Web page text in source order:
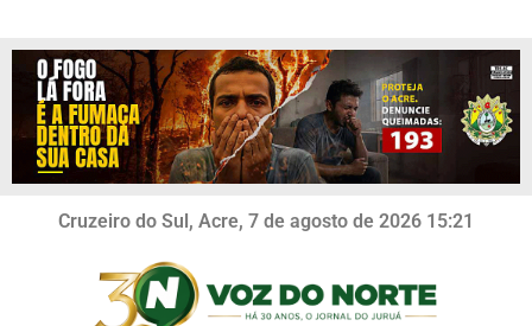
Cruzeiro do Sul, Acre, 7 de agosto de 2026 15:21